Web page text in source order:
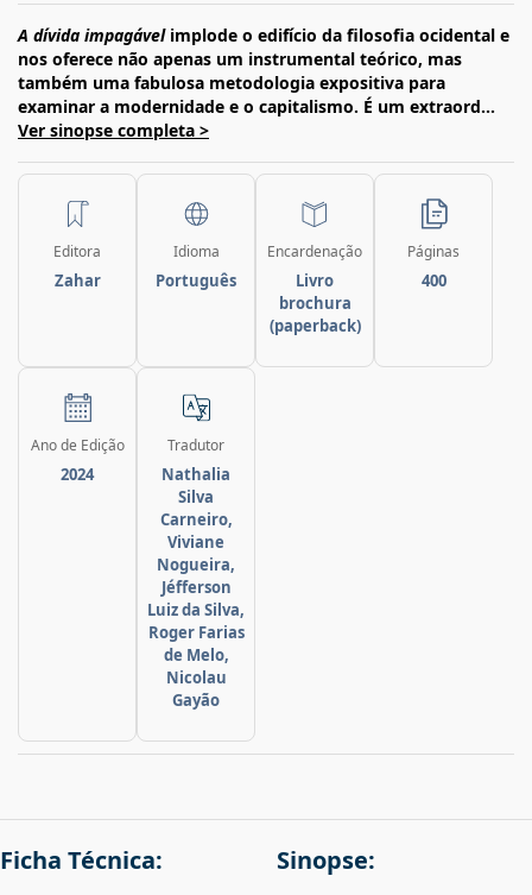
A dívida impagávelimplode o edifício da filosofia ocidental e
nos oferece não apenas um instrumental teórico, mas
também uma fabulosa metodologia expositiva para
examinar a modernidade e o capitalismo. É um extraord...
Ver sinopse completa >
Editora
Zahar
Idioma
Português
Encardenação
Livro
brochura
(paperback)
Páginas
400
Ano de Edição
2024
Tradutor
Nathalia
Silva
Carneiro,
Viviane
Nogueira,
Jéfferson
Luiz da Silva,
Roger Farias
de Melo,
Nicolau
Gayão
Ficha Técnica: Sinopse: